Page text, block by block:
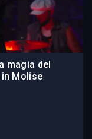
magia del
in Molise